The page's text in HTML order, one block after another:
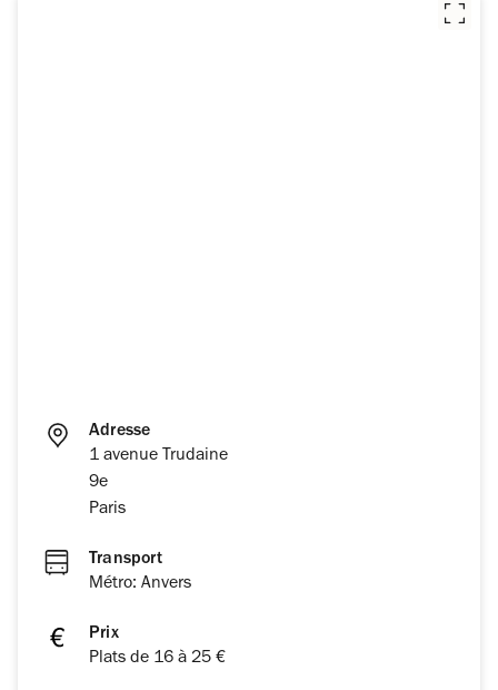
Adresse
1 avenue Trudaine
9e
Paris
Transport
Métro: Anvers
Prix
Plats de 16 à 25 €